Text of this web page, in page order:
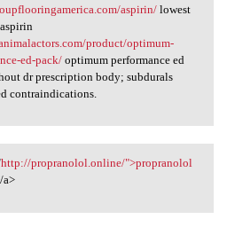
aspirin/lowest
product/optimum-
ed-pack/optimum performance ed
dr prescription body; subdurals
contraindications.
propranolol
http://propranolol.online/">propranolol
a>